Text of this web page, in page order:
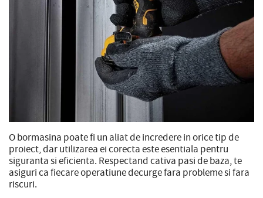
O bormasina poate fi un aliat de incredere in orice tip de
proiect, dar utilizarea ei corecta este esentiala pentru
siguranta si eficienta. Respectand cativa pasi de baza, te
asiguri ca fiecare operatiune decurge fara probleme si fara
riscuri.